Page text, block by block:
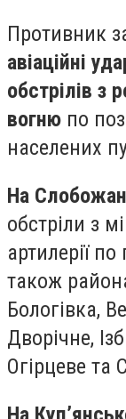
Противник
авіаційні
обстрілів з
вогню по
населених
На
обстріли з
артилерії
також
Бологівка,
Дворічне,
Огірцеве та